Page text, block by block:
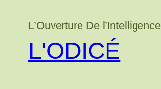
contenu
L’Ouverture De
L'ODICÉ